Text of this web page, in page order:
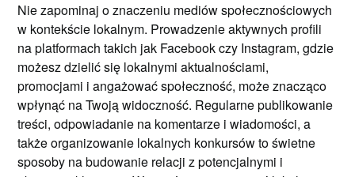
Nie zapominaj o znaczeniu mediów społecznościowych
w kontekście lokalnym. Prowadzenie aktywnych profili
na platformach takich jak Facebook czy Instagram, gdzie
możesz dzielić się lokalnymi aktualnościami,
promocjami i angażować społeczność, może znacząco
wpłynąć na Twoją widoczność. Regularne publikowanie
treści, odpowiadanie na komentarze i wiadomości, a
także organizowanie lokalnych konkursów to świetne
sposoby na budowanie relacji z potencjalnymi i